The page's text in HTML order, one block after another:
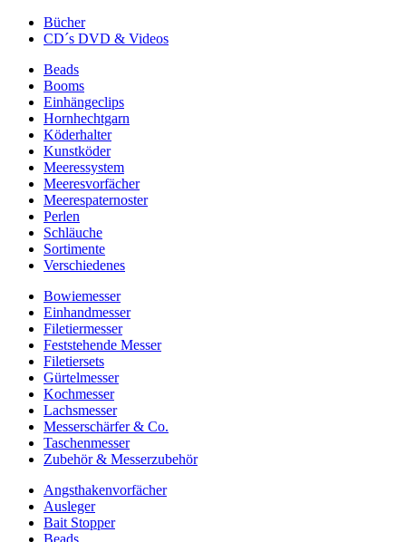
Bücher
CD´s DVD & Videos
Beads
Booms
Einhängeclips
Hornhechtgarn
Köderhalter
Kunstköder
Meeressystem
Meeresvorfächer
Meerespaternoster
Perlen
Schläuche
Sortimente
Verschiedenes
Bowiemesser
Einhandmesser
Filetiermesser
Feststehende Messer
Filetiersets
Gürtelmesser
Kochmesser
Lachsmesser
Messerschärfer & Co.
Taschenmesser
Zubehör & Messerzubehör
Angsthakenvorfächer
Ausleger
Bait Stopper
Beads